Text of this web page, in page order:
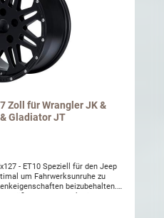
Zoll für Wrangler JK &
Gladiator JT
- ET10 Speziell für den Jeep
um Fahrwerksunruhe zu
beizubehalten.